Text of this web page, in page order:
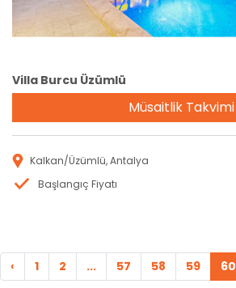
Villa Burcu Üzümlü
Müsaitlik Takvimi
Kalkan/Üzümlü, Antalya
Başlangıç Fiyatı
‹ 1 2 ... 57 58 59 60